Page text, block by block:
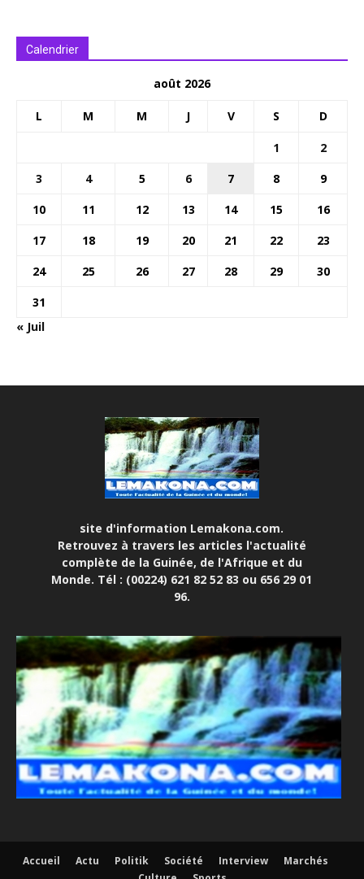
Calendrier
août 2026
L M M J V S D
1
2
3
4 5 6 7 8
9
10
11 12 13 14 15
16
17
18 19 20 21 22
23
24
25 26 27 28 29
30
31
« Juil
site d'information Lemakona.com.
Retrouvez à travers les articles l'actualité
complète de la Guinée, de l'Afrique et du
Monde. Tél : (00224) 621 82 52 83 ou 656 29 01
96.
Accueil Actu Politik Société Interview
Marchés